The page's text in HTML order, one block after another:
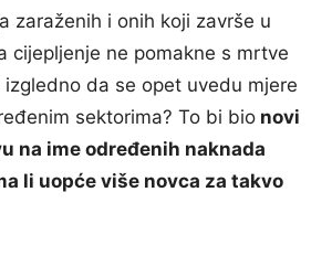
zaraženih i onih koji završe u
cijepljenje ne pomakne s mrtve
da se opet uvedu mjere
sektorima? To bi bio novi
na ime određenih naknada
li uopće više novca za takvo